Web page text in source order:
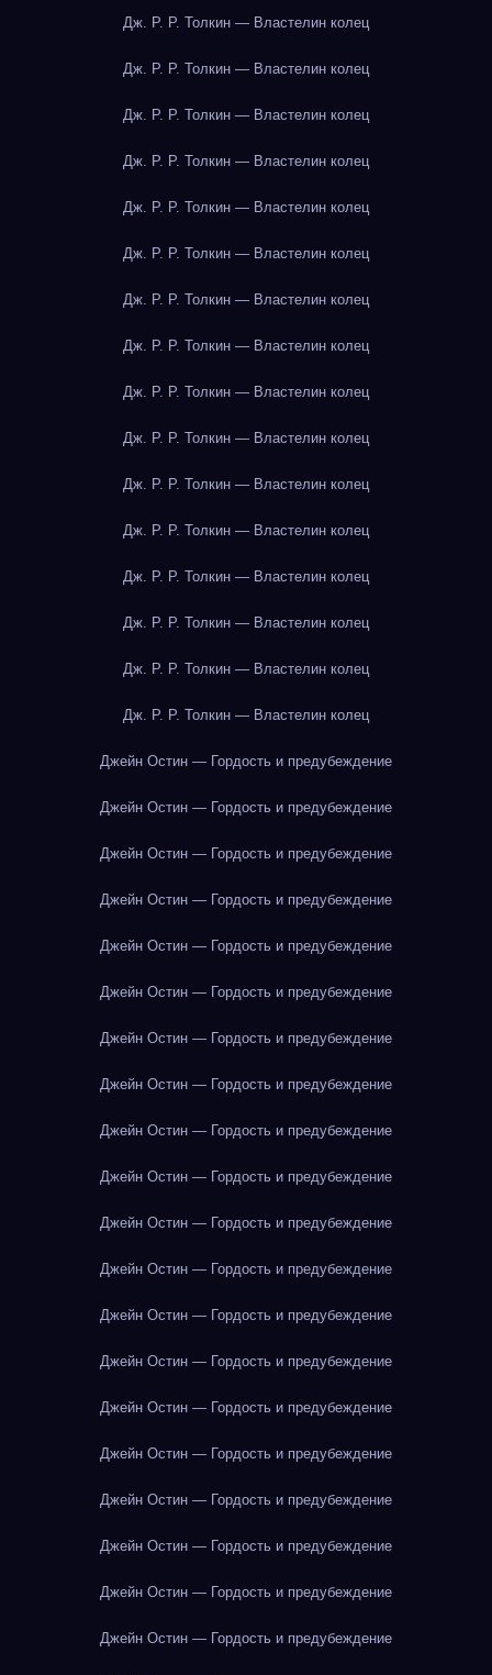
Дж. Р. Р. Толкин — Властелин колец
Дж. Р. Р. Толкин — Властелин колец
Дж. Р. Р. Толкин — Властелин колец
Дж. Р. Р. Толкин — Властелин колец
Дж. Р. Р. Толкин — Властелин колец
Дж. Р. Р. Толкин — Властелин колец
Дж. Р. Р. Толкин — Властелин колец
Дж. Р. Р. Толкин — Властелин колец
Дж. Р. Р. Толкин — Властелин колец
Дж. Р. Р. Толкин — Властелин колец
Дж. Р. Р. Толкин — Властелин колец
Дж. Р. Р. Толкин — Властелин колец
Дж. Р. Р. Толкин — Властелин колец
Дж. Р. Р. Толкин — Властелин колец
Дж. Р. Р. Толкин — Властелин колец
Дж. Р. Р. Толкин — Властелин колец
Джейн Остин — Гордость и предубеждение
Джейн Остин — Гордость и предубеждение
Джейн Остин — Гордость и предубеждение
Джейн Остин — Гордость и предубеждение
Джейн Остин — Гордость и предубеждение
Джейн Остин — Гордость и предубеждение
Джейн Остин — Гордость и предубеждение
Джейн Остин — Гордость и предубеждение
Джейн Остин — Гордость и предубеждение
Джейн Остин — Гордость и предубеждение
Джейн Остин — Гордость и предубеждение
Джейн Остин — Гордость и предубеждение
Джейн Остин — Гордость и предубеждение
Джейн Остин — Гордость и предубеждение
Джейн Остин — Гордость и предубеждение
Джейн Остин — Гордость и предубеждение
Джейн Остин — Гордость и предубеждение
Джейн Остин — Гордость и предубеждение
Джейн Остин — Гордость и предубеждение
Джейн Остин — Гордость и предубеждение